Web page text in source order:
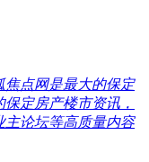
焦点网是最大的保定
定房产楼市资讯，
主论坛等高质量内容